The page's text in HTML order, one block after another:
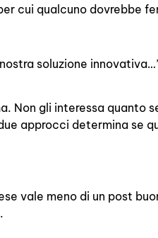
cui qualcuno dovrebbe
soluzione
Non gli interessa quanto
approcci determina se
vale meno di un post